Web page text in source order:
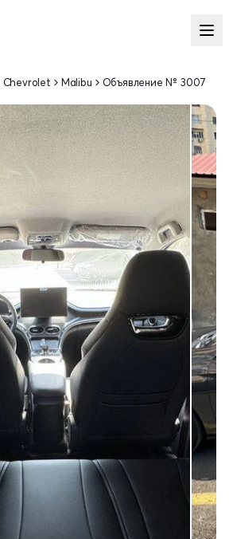
Chevrolet Malibu Объявление № 3007